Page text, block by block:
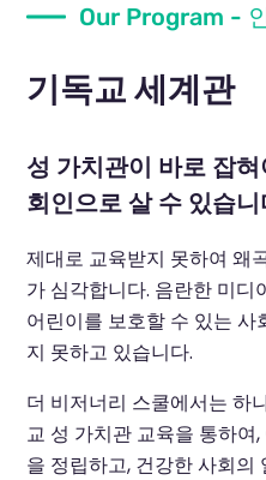
Our Program -
기독교 세계관
성 가치관이 바로 잡
회인으로 살 수 있습니
제대로 교육받지 못하여 왜
가 심각합니다. 음란한 미
어린이를 보호할 수 있는
지 못하고 있습니다.
더 비저너리 스쿨에서는 하
교 성 가치관 교육을 통하
을 정립하고, 건강한 사회의